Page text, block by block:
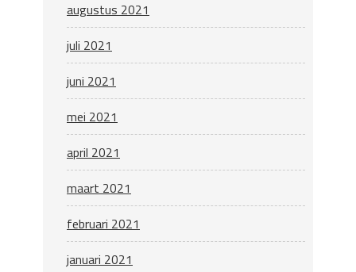
augustus 2021
juli 2021
juni 2021
mei 2021
april 2021
maart 2021
februari 2021
januari 2021